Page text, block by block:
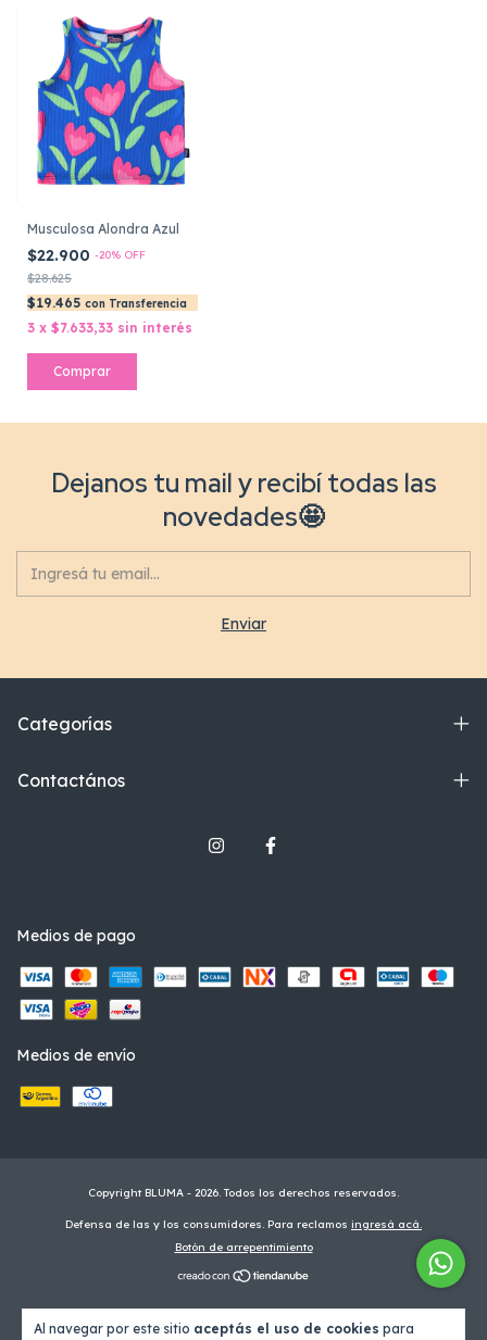
Al navegar por este sitio aceptás el uso de cookies para
Musculosa Alondra Azul
$22.900 -20% OFF
$28.625
$19.465 con Transferencia
3 x $7.633,33 sin interés
Comprar
Dejanos tu mail y recibí todas las
novedades🤩
Categorías
Contactános
Medios de pago
Medios de envío
Copyright BLUMA - 2026. Todos los derechos reservados.
Defensa de las y los consumidores. Para reclamos ingresá acá.
Botón de arrepentimiento